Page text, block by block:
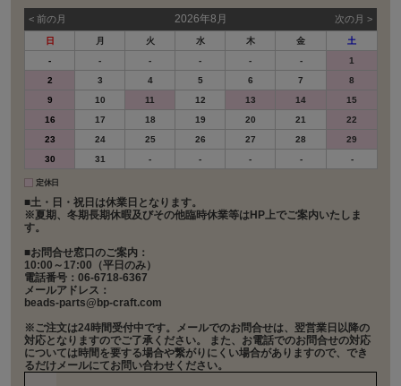
< 前の⽉ 2026年8月 次の⽉ >
日 月 火 水 木 金
土
-
- - - - -
1
2
3 4 5 6 7
8
9
10 11 12 13 14
15
16
17 18 19 20 21
22
23
24 25 26 27 28
29
30
31 - - - - -
定休日
■土・日・祝日は休業日となります。
※夏期、冬期長期休暇及びその他臨時休業等はHP上でご案内いたしま
す。
■お問合せ窓口のご案内：
10:00～17:00（平日のみ）
電話番号：06-6718-6367
メールアドレス：
beads-parts@bp-craft.com
※ご注文は24時間受付中です。メールでのお問合せは、翌営業日以降の
対応となりますのでご了承ください。 また、お電話でのお問合せの対応
については時間を要する場合や繋がりにくい場合がありますので、でき
るだけメールにてお問い合わせください。